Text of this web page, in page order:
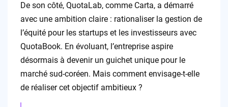
De son côté, QuotaLab, comme Carta, a démarré
avec une ambition claire : rationaliser la gestion de
l’équité pour les startups et les investisseurs avec
QuotaBook. En évoluant, l’entreprise aspire
désormais à devenir un guichet unique pour le
marché sud-coréen. Mais comment envisage-t-elle
de réaliser cet objectif ambitieux ?